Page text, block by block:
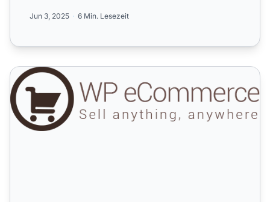
Jun 3, 2025 6 Min. Lesezeit
WordPress E-Commerce-Plugin